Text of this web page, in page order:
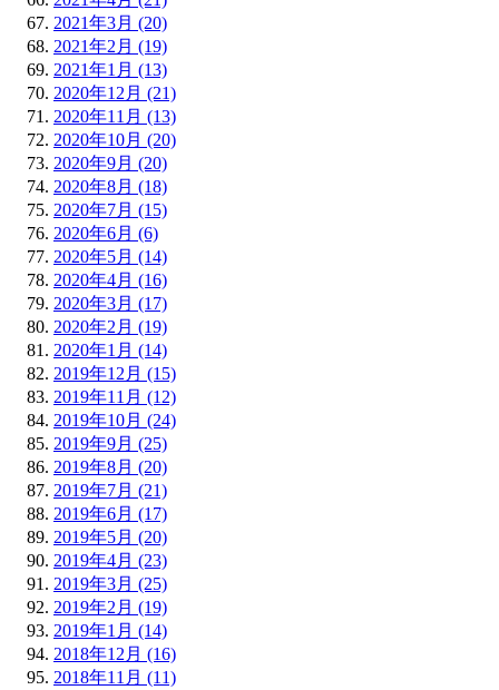
2021年3月 (20)
2021年2月 (19)
2021年1月 (13)
2020年12月 (21)
2020年11月 (13)
2020年10月 (20)
2020年9月 (20)
2020年8月 (18)
2020年7月 (15)
2020年6月 (6)
2020年5月 (14)
2020年4月 (16)
2020年3月 (17)
2020年2月 (19)
2020年1月 (14)
2019年12月 (15)
2019年11月 (12)
2019年10月 (24)
2019年9月 (25)
2019年8月 (20)
2019年7月 (21)
2019年6月 (17)
2019年5月 (20)
2019年4月 (23)
2019年3月 (25)
2019年2月 (19)
2019年1月 (14)
2018年12月 (16)
2018年11月 (11)